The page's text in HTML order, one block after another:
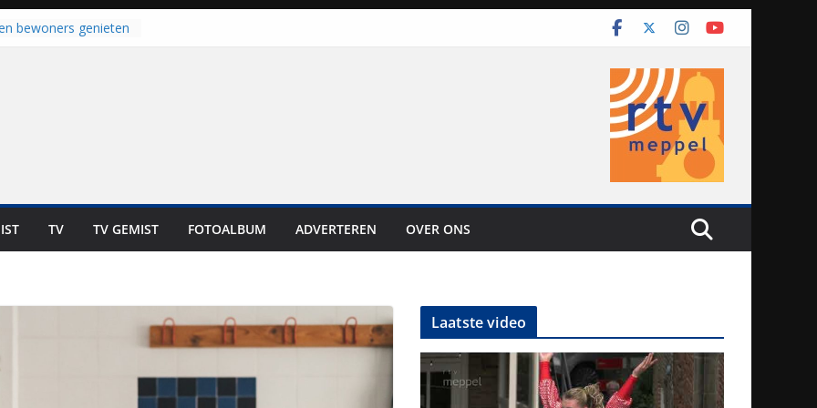
bewoners genieten
“Ze moeten het
Staphorst
en Balkbrug
TV TV GEMIST FOTOALBUM ADVERTEREN OVER ONS
Laatste video